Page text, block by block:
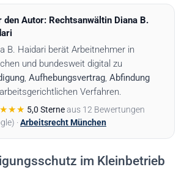
den Autor: Rechtsanwältin Diana B.
B. Haidari berät Arbeitnehmer in
und bundesweit digital zu
, Aufhebungsvertrag, Abfindung
Verfahren.
5,0 Sterneaus 12 Bewertungen
·Arbeitsrecht München
im Kleinbetrieb